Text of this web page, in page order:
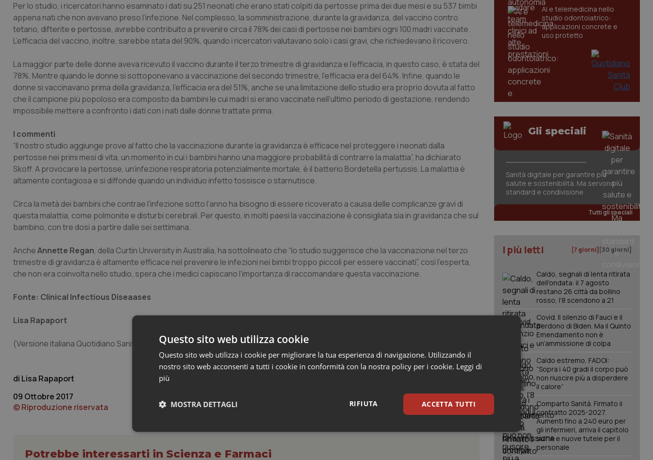
Per lo studio, i ricercatori hanno esaminato i dati su 251 neonati che erano stati colpiti da pertosse prima dei due mesi e su 537 bimbi
appena nati che non avevano preso l’infezione. Nel complesso, la somministrazione, durante la gravidanza, del vaccino contro
tetano, difterite e pertosse, avrebbe contribuito a prevenire circa il 78% dei casi di pertosse nei bambini ogni 100 madri vaccinate.
L’efficacia del vaccino, inoltre, sarebbe stata del 90%, quando i ricercatori valutavano solo i casi gravi, che richiedevano il ricovero.
La maggior parte delle donne aveva ricevuto il vaccino durante il terzo trimestre di gravidanza e l’efficacia, in questo caso, è stata del
78%. Mentre quando le donne si sottoponevano a vaccinazione del secondo trimestre, l’efficacia era del 64%. Infine, quando le
donne si vaccinavano prima della gravidanza, l’efficacia era del 51%, anche se una limitazione dello studio era proprio dovuta al fatto
che il campione più popoloso era composto da bambini le cui madri si erano vaccinate nell’ultimo periodo di gestazione, rendendo
impossibile mettere a confronto i dati con i nati dalle donne trattate prima.
I commenti
“Il nostro studio aggiunge prove al fatto che la vaccinazione durante la gravidanza è efficace nel proteggere i neonati dalla
pertosse nei primi mesi di vita, un momento in cui i bambini hanno una maggiore probabilità di contrarre la malattia”, ha dichiarato
Skoff. A provocare la pertosse, un’infezione respiratoria potenzialmente mortale, è il batterio Bordetella pertussis. La malattia è
altamente contagiosa e si diffonde quando un individuo infetto tossisce o starnutisce.
Circa la metà dei bambini che contrae l’infezione sotto l’anno ha bisogno di essere ricoverato a causa delle complicanze gravi di
questa malattia, come polmonite e disturbi cerebrali. Per questo, in molti paesi la vaccinazione è consigliata sia in gravidanza che sul
bambino, con tre dosi a partire dalle sei settimana.
AncheAnnette Regan, della Curtin University in Australia, ha sottolineato che “lo studio suggerisce che la vaccinazione nel terzo
trimestre di gravidanza è altamente efficace nel prevenire le infezioni nei bimbi troppo piccoli per essere vaccinati”, così l’esperta,
che non era coinvolta nello studio, spera che i medici capiscano l’importanza di raccomandare questa vaccinazione.
Fonte: Clinical Infectious Diseaases
Lisa Rapaport
(Versione italiana Quotidiano Sanità/Popular Science)
Lisa Rapaport
09 Ottobre 2017
© Riproduzione riservata
Potrebbe interessarti in Scienza e Farmaci
AI e telemedicina nello
studio odontoiatrico:
applicazioni concrete e
uso protetto
Gli speciali
Sanità digitale per garantire più
salute e sostenibilità. Ma servono
standard e condivisione
Tutti gli speciali
I più letti [7 giorni] [30 giorni]
Caldo, segnali di lenta ritirata
dell'ondata: il 7 agosto
restano 26 città da bollino
rosso, l'8 scendono a 21
Covid. Il silenzio di Fauci e il
perdono di Biden. Ma il Quinto
Emendamento non è
un’ammissione di colpa
Caldo estremo, FADOI:
“Sopra i 40 gradi il corpo può
non riuscire più a disperdere
il calore”
Comparto Sanità. Firmato il
contratto 2025-2027.
Aumenti fino a 240 euro per
gli infermieri, arriva il capitolo
sull'IA e nuove tutele per il
personale
Questo sito web utilizza cookie
Questo sito web utilizza i cookie per migliorare la tua esperienza di navigazione. Utilizzando il
nostro sito web acconsenti a tutti i cookie in conformità con la nostra policy per i cookie. Leggi di
più
ACCETTA TUTTI
RIFIUTA
MOSTRA DETTAGLI
Necessari Statistici Marketing